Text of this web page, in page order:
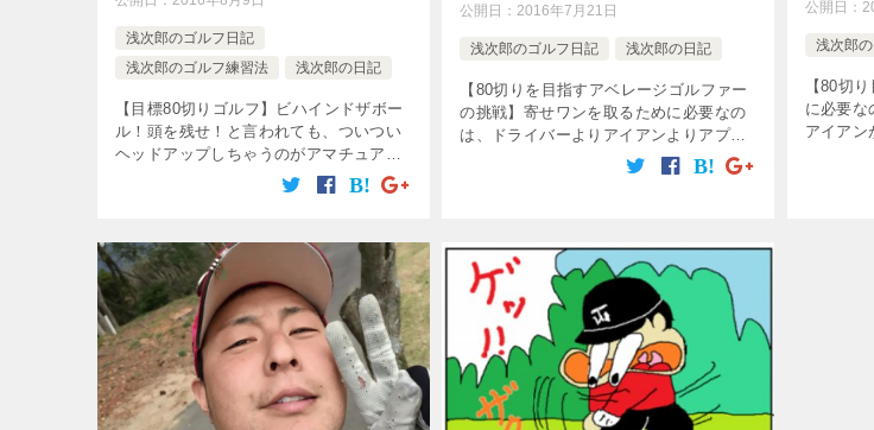
浅次郎のゴルフ日記
浅次郎のゴルフ練習法
浅次郎の日記
【目標80切りゴルフ】ビハインドザボー
ル！頭を残せ！と言われても、ついつい
ヘッドアップしちゃうのがアマチュアゴ
ルファーのサガ。正しいビハインドザボ
ールの方法、頭を残す効果的な方法は？
腰 […]
公開日：2016年7月21日
浅次郎のゴルフ日記 浅次郎の日記
【80切りを目指すアベレージゴルファー
の挑戦】寄せワンを取るために必要なの
は、ドライバーよりアイアンよりアプロ
ーチである。特に10～20ヤードの寄せが
大事！この距離をぴったり寄せるために
公開日：
浅次郎
【80切
に必要な
アイアン
ステッ
10ヤー